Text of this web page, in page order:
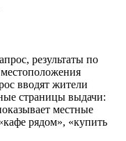
результаты по
вводят жители
страницы выдачи:
местные
рядом», «купить